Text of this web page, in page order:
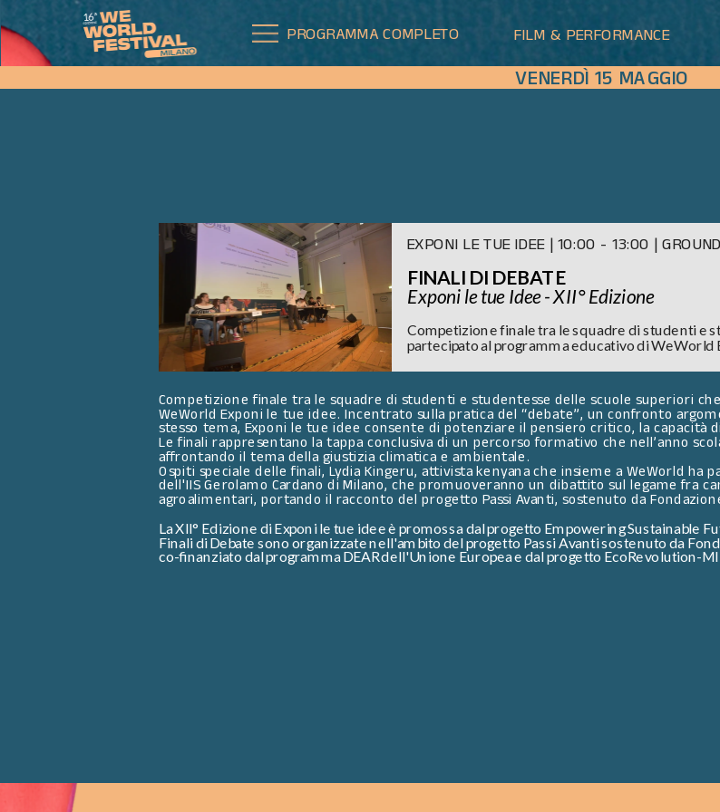
FILM & PERFORMANCE
VENERDÌ 15 MAGGIO
EXPONI LE TUE IDEE | 10:00 - 13:00 |
FINALI DI DEBATE
Exponi le tue Idee - XII° Edizione
Competizione finale tra le squadre di studenti e
partecipato al programma educativo di
Competizione finale tra le squadre di studenti e studentesse delle scuole superiori
WeWorld Exponi le tue idee. Incentrato sulla pratica del “debate”, un confronto
stesso tema, Exponi le tue idee consente di potenziare il pensiero critico, la capacità
Le finali rappresentano la tappa conclusiva di un percorso formativo che nell’anno
affrontando il tema della giustizia climatica e ambientale.
Ospiti speciale delle finali, Lydia Kingeru, attivista kenyana che insieme a WeWorld
dell'IIS Gerolamo Cardano di Milano, che promuoveranno un dibattito sul legame fra
agroalimentari, portando il racconto del progetto Passi Avanti, sostenuto da
La XII° Edizione di Exponi le tue idee è promossa dal progetto Empowering Sustainable
Finali di Debate sono organizzate nell'ambito del progetto Passi Avanti sostenuto da
co-finanziato dal programma DEAR dell'Unione Europea e dal progetto EcoRevolution-
PROGRAMMA COMPLETO